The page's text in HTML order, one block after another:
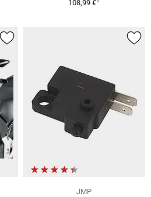
108,99 €
JMP